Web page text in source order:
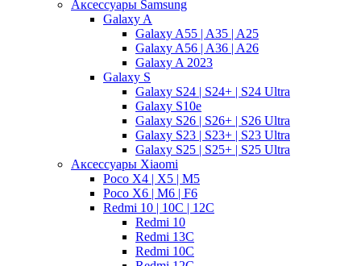
Аксессуары Samsung
Galaxy A
Galaxy A55 | A35 | A25
Galaxy A56 | A36 | A26
Galaxy A 2023
Galaxy S
Galaxy S24 | S24+ | S24 Ultra
Galaxy S10e
Galaxy S26 | S26+ | S26 Ultra
Galaxy S23 | S23+ | S23 Ultra
Galaxy S25 | S25+ | S25 Ultra
Аксессуары Xiaomi
Poco X4 | X5 | M5
Poco X6 | M6 | F6
Redmi 10 | 10C | 12C
Redmi 10
Redmi 13C
Redmi 10C